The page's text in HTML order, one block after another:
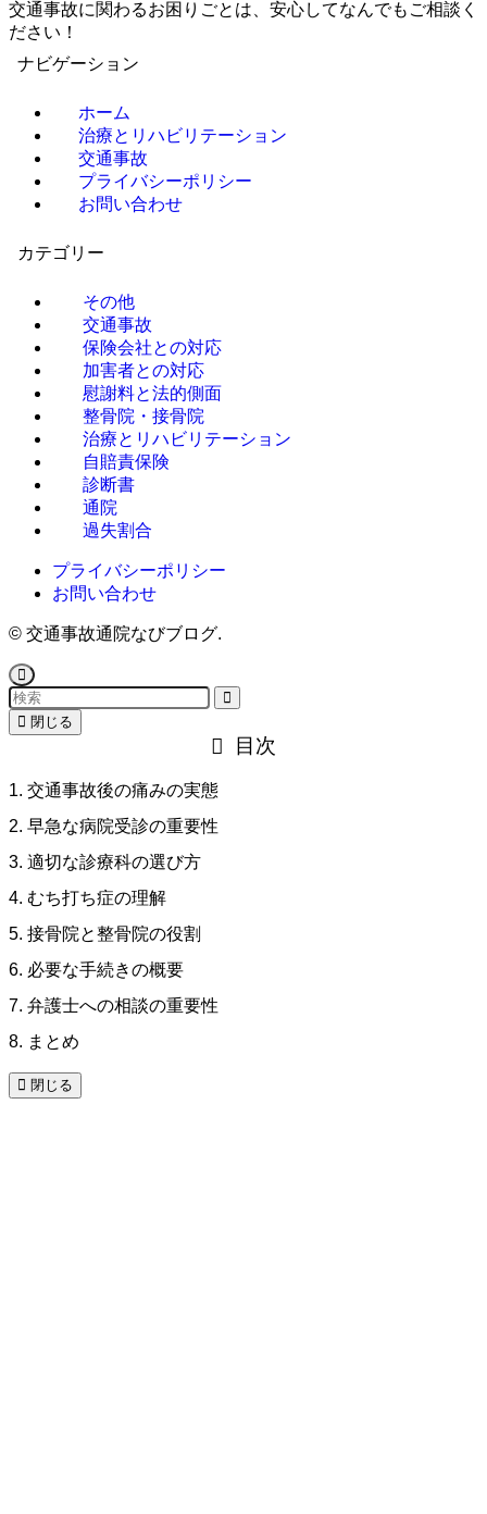
交通事故に関わるお困りごとは、安心してなんでもご相談く
ださい！
ナビゲーション
ホーム
治療とリハビリテーション
交通事故
プライバシーポリシー
お問い合わせ
カテゴリー
その他
交通事故
保険会社との対応
加害者との対応
慰謝料と法的側面
整骨院・接骨院
治療とリハビリテーション
自賠責保険
診断書
通院
過失割合
プライバシーポリシー
お問い合わせ
© 交通事故通院なびブログ.
閉じる
目次
1. 交通事故後の痛みの実態
2. 早急な病院受診の重要性
3. 適切な診療科の選び方
4. むち打ち症の理解
5. 接骨院と整骨院の役割
6. 必要な手続きの概要
7. 弁護士への相談の重要性
8. まとめ
閉じる